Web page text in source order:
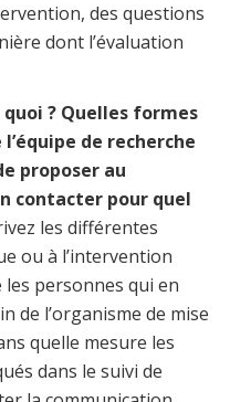
des questions
dont l’évaluation
? Quelles formes
de recherche
proposer au
contacter pour quel
les différentes
ou à l’intervention
personnes qui en
de l’organisme de mise
quelle mesure les
dans le suivi de